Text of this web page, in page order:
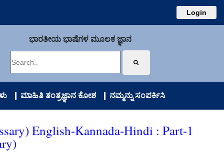
Login
ಭಾರತೀಯ ಭಾಷೆಗಳ ಮೂಲಕ ಜ್ಞಾನ
ಮಾಹಿತಿ ತಂತ್ರಜ್ಞಾನ ಕೋಶ ನಮ್ಮನ್ನು ಸಂಪರ್ಕಿಸಿ
English-Kannada-Hindi : Part-1